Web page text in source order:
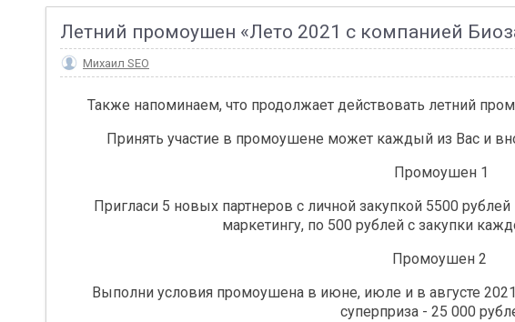
Летний промоушен «Лето 2021 с компанией
Михаил SEO
Также напоминаем, что продолжает действовать летний
Принять участие в промоушене может каждый из Вас и
Промоушен 1
Пригласи 5 новых партнеров с личной закупкой 5500
маркетингу, по 500 рублей с закупки
Промоушен 2
Выполни условия промоушена в июне, июле и в августе
суперприза - 25 000